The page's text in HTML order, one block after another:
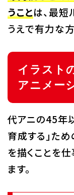
うことは、最短
うえで有力な
イラスト
アニメー
代アニの45年
育成する」ため
を描くことを
ます。